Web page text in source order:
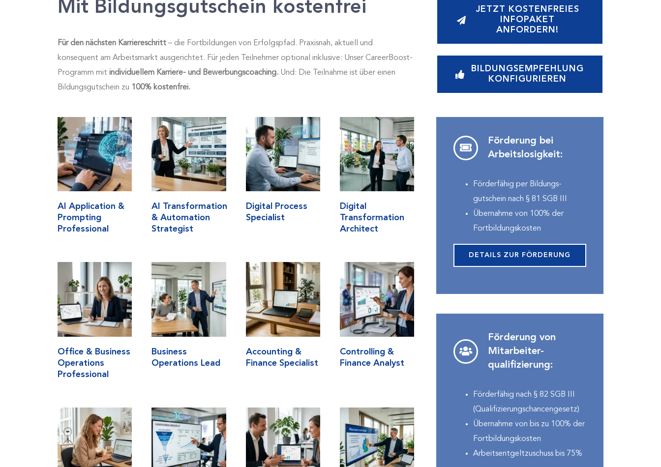
Mit Bildungsgutschein kostenfrei
Für den nächsten Karriereschritt– die Fortbildungen von Erfolgspfad. Praxisnah, aktuell und
konsequent am Arbeitsmarkt ausgerichtet. Für jeden Teilnehmer optional inklusive: Unser CareerBoost-
Programm mit individuellem Karriere- und Bewerbungscoaching. Und: Die Teilnahme ist über einen
Bildungsgutschein zu 100% kostenfrei.
JETZT KOSTENFREIES
INFOPAKET
ANFORDERN!
BILDUNGSEMPFEHLUNG
KONFIGURIEREN
AI Application &
Prompting
Professional
AI Transformation
& Automation
Strategist
Digital Process
Specialist
Digital
Transformation
Architect
Office & Business
Operations
Professional
Business
Operations Lead
Accounting &
Finance Specialist
Controlling &
Finance Analyst
Förderung bei
Arbeitslosigkeit:
Förderfähig per Bildung­s­­­
gutschein nach § 81 SGB III
Übernahme von 100% der
Fortbildungskosten
DETAILS ZUR FÖRDERUNG
Förderung von
Mitarbeiter-
qualifizierung:
Förderfähig nach § 82 SGB III
(Qualifizierungs­chancengesetz)
Übernahme von bis zu 100% der
Fortbildungskosten
Arbeitsentgelt­zuschuss bis 75%